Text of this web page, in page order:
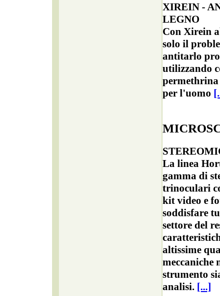
XIREIN -
LEGNO
Con Xirein
solo il
antitarlo
utilizzando
permethrina
per l'uomo
La linea
gamma di
trinoculari
kit video e
soddisfare
settore del
altissime
meccaniche
strumento
analisi. [...]